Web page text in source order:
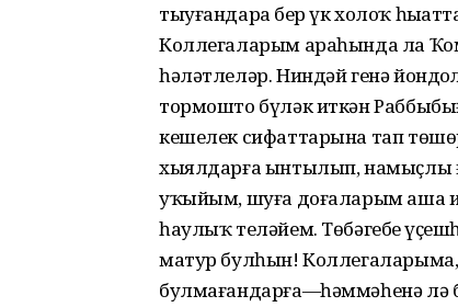
тыуғандарҙа бер үк холоҡ
Коллегаларым араһында ла
һәләтлеләр. Ниндәй генә
тормошто бүләк иткән
кешелек сифаттарына тап
хыялдарға ынтылып, намыҫлы
уҡыйым, шуға доғаларым аша
һаулыҡ теләйем. Төбәгебеҙ
матур булһын!
булмағандарға—һәммәһенә лә